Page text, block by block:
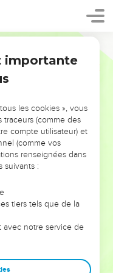
!
VOUS ÉVITER LES
les doutes, les erreurs
alors même que ce
et responsables
afin que leurs erreurs
importante
les cookies », vous
(comme des
compte utilisateur) et
(comme vos
renseignées dans
suivants :
tiers tels que de la
avec notre service de